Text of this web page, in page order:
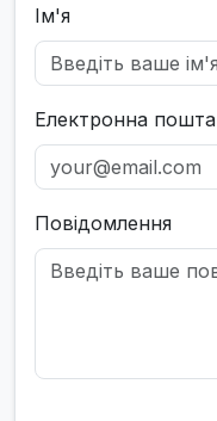
Ім'я
Електронна пошта
Повідомлення